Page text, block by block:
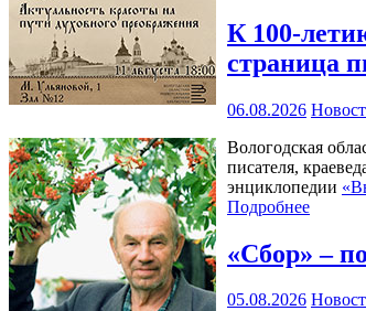
К 100-
страница
06.08.2026
Вологодская
писателя,
энциклопедии
Подробнее
«Сбор» –
05.08.2026